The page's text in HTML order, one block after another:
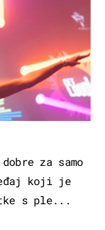
za samo
koji je
s ple...